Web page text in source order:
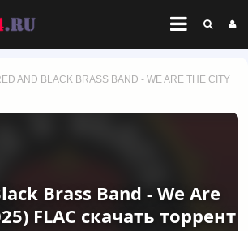
AND BLACK BRASS BAND - WE ARE THE CITY
Brass Band - We Are
FLAC скачать торрент